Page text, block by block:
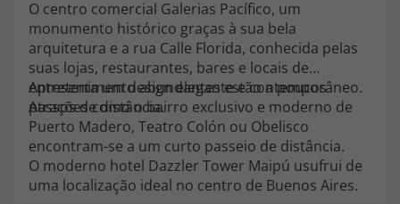
218 925 471
Custo de uma chamada para a rede fixa nacional.
A sua agência de viagens Top Atlântico tem a preocupação de estar
sempre mais perto de si, para maior comodidade e total facilidade
na marcação das suas viagens, tem ainda ao seu dispor o nosso call
center a funcionar todos os dias úteis das 10:00 às 20:00 e Sábado
das 10:00 às 14:00.
topatlantico@topatlantico.com
O centro comercial Galerias Pacífico, um
monumento histórico graças à sua bela
arquitetura e a rua Calle Florida, conhecida pelas
suas lojas, restaurantes, bares e locais de
entretenimento abundantes estão a poucos
passos de distância.
Apresenta um design elegante e contemporâneo.
Atrações como o bairro exclusivo e moderno de
Puerto Madero, Teatro Colón ou Obelisco
encontram-se a um curto passeio de distância.
O moderno hotel Dazzler Tower Maipú usufrui de
uma localização ideal no centro de Buenos Aires.